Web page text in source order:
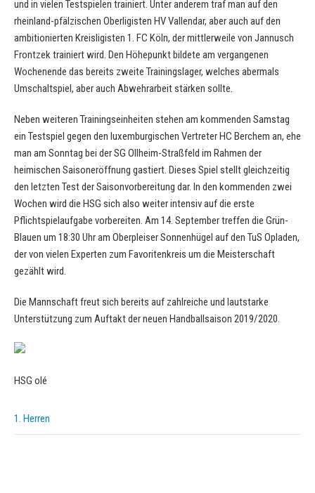
und in vielen Testspielen trainiert. Unter anderem traf man auf den
rheinland-pfälzischen Oberligisten HV Vallendar, aber auch auf den
ambitionierten Kreisligisten 1. FC Köln, der mittlerweile von Jannusch
Frontzek trainiert wird. Den Höhepunkt bildete am vergangenen
Wochenende das bereits zweite Trainingslager, welches abermals
Umschaltspiel, aber auch Abwehrarbeit stärken sollte.
Neben weiteren Trainingseinheiten stehen am kommenden Samstag
ein Testspiel gegen den luxemburgischen Vertreter HC Berchem an, ehe
man am Sonntag bei der SG Ollheim-Straßfeld im Rahmen der
heimischen Saisoneröffnung gastiert. Dieses Spiel stellt gleichzeitig
den letzten Test der Saisonvorbereitung dar. In den kommenden zwei
Wochen wird die HSG sich also weiter intensiv auf die erste
Pflichtspielaufgabe vorbereiten. Am 14. September treffen die Grün-
Blauen um 18:30 Uhr am Oberpleiser Sonnenhügel auf den TuS Opladen,
der von vielen Experten zum Favoritenkreis um die Meisterschaft
gezählt wird.
Die Mannschaft freut sich bereits auf zahlreiche und lautstarke
Unterstützung zum Auftakt der neuen Handballsaison 2019/2020.
HSG olé
1. Herren